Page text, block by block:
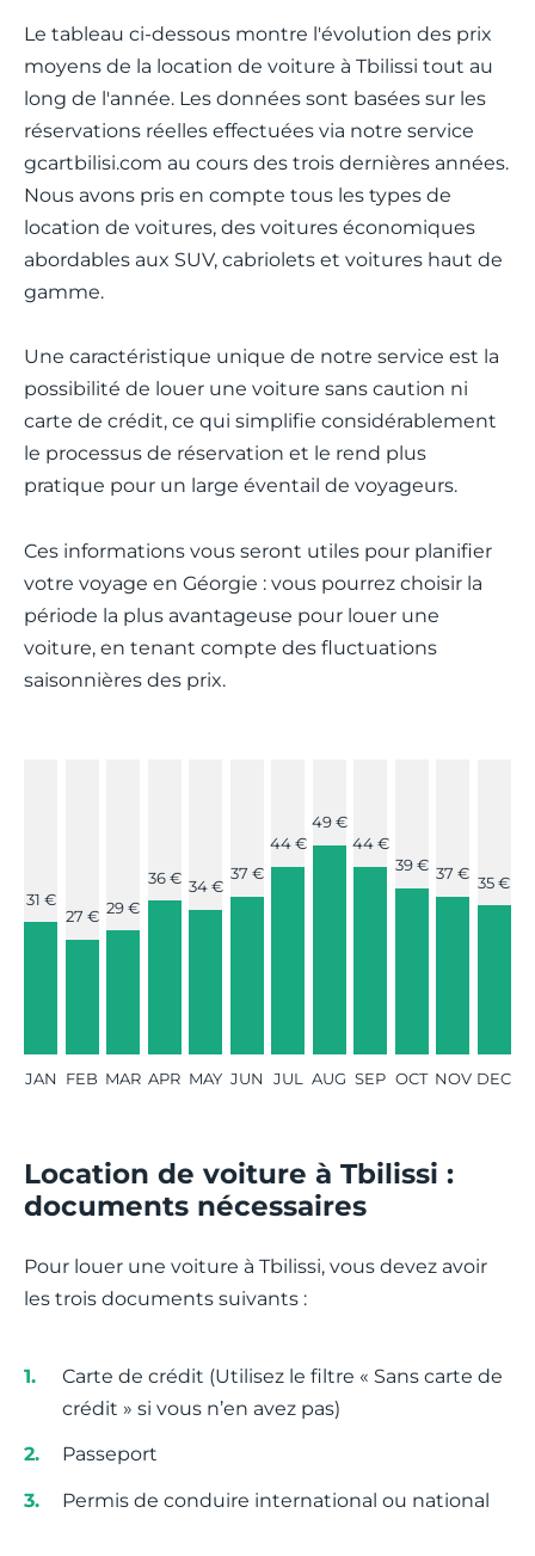
Le tableau ci-dessous montre l'évolution des prix
moyens de la location de voiture à Tbilissi tout au
long de l'année. Les données sont basées sur les
réservations réelles effectuées via notre service
gcartbilisi.com au cours des trois dernières années.
Nous avons pris en compte tous les types de
location de voitures, des voitures économiques
abordables aux SUV, cabriolets et voitures haut de
gamme.
Une caractéristique unique de notre service est la
possibilité de louer une voiture sans caution ni
carte de crédit, ce qui simplifie considérablement
le processus de réservation et le rend plus
pratique pour un large éventail de voyageurs.
Ces informations vous seront utiles pour planifier
votre voyage en Géorgie : vous pourrez choisir la
période la plus avantageuse pour louer une
voiture, en tenant compte des fluctuations
saisonnières des prix.
31 €
JAN
27 €
FEB
29 €
MAR
36 €
APR
34 €
MAY
37 €
JUN
44 €
JUL
49 €
AUG
44 €
SEP
39 €
OCT
37 €
NOV
35 €
DEC
Location de voiture à Tbilissi :
documents nécessaires
Pour louer une voiture à Tbilissi, vous devez avoir
les trois documents suivants :
Carte de crédit (Utilisez le filtre « Sans carte de
crédit » si vous n’en avez pas)
Passeport
Permis de conduire international ou national